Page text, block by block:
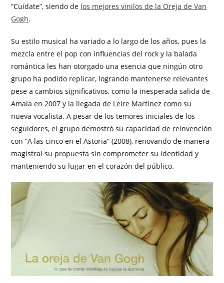
“Cuídate”, siendo de los mejores vinilos de la Oreja de Van
Gogh.
Su estilo musical ha variado a lo largo de los años, pues la
mezcla entre el pop con influencias del rock y la balada
romántica les han otorgado una esencia que ningún otro
grupo ha podido replicar, logrando mantenerse relevantes
pese a cambios significativos, como la inesperada salida de
Amaia en 2007 y la llegada de Leire Martínez como su
nueva vocalista. A pesar de los temores iniciales de los
seguidores, el grupo demostró su capacidad de reinvención
con “A las cinco en el Astoria” (2008), renovando de manera
magistral su propuesta sin comprometer su identidad y
manteniendo su lugar en el corazón del público.